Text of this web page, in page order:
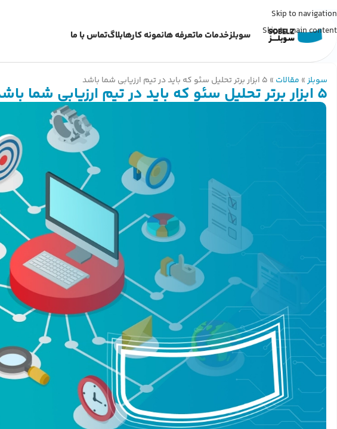
Skip to navigation
Skip to main content
سوبلزخدمات ماتعرفه هانمونه کارهابلاگتماس با ما
سوبلز» مقالات » 5 ابزار برتر تحلیل سئو که باید در تیم ارزیابی شما باشد
5 ابزار برتر تحلیل سئو که باید در تیم ارزیابی شما باشد